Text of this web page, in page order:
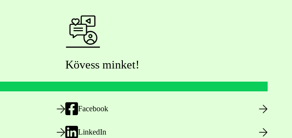
Kövess minket!
Facebook
LinkedIn